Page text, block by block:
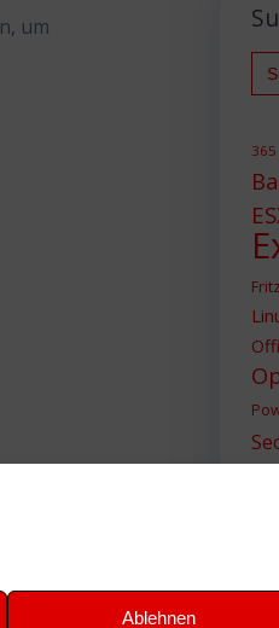
Ablehnen
um
for:
365